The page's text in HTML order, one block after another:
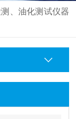
、油化测试仪器